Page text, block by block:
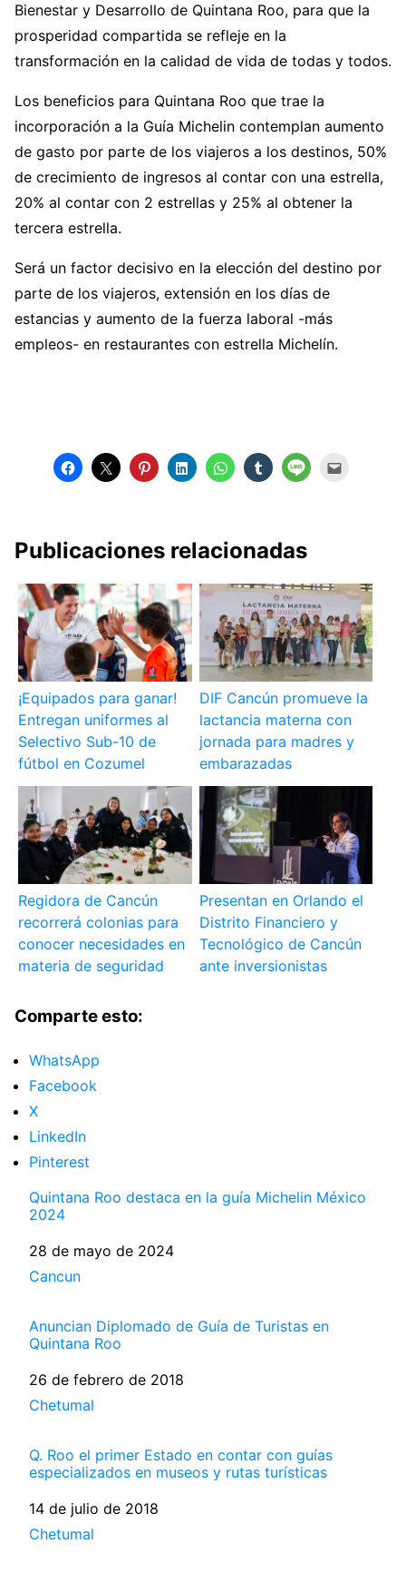
Bienestar y Desarrollo de Quintana Roo, para que la
prosperidad compartida se refleje en la
transformación en la calidad de vida de todas y todos.
Los beneficios para Quintana Roo que trae la
incorporación a la Guía Michelin contemplan aumento
de gasto por parte de los viajeros a los destinos, 50%
de crecimiento de ingresos al contar con una estrella,
20% al contar con 2 estrellas y 25% al obtener la
tercera estrella.
Será un factor decisivo en la elección del destino por
parte de los viajeros, extensión en los días de
estancias y aumento de la fuerza laboral -más
empleos- en restaurantes con estrella Michelín.
Publicaciones relacionadas
¡Equipados para ganar!
Entregan uniformes al
Selectivo Sub-10 de
fútbol en Cozumel
DIF Cancún promueve la
lactancia materna con
jornada para madres y
embarazadas
Regidora de Cancún
recorrerá colonias para
conocer necesidades en
materia de seguridad
Presentan en Orlando el
Distrito Financiero y
Tecnológico de Cancún
ante inversionistas
Comparte esto:
WhatsApp
Facebook
X
LinkedIn
Pinterest
Quintana Roo destaca en la guía Michelin México
2024
Fecha
28 de mayo de 2024
Respecto a
Cancun
Anuncian Diplomado de Guía de Turistas en
Quintana Roo
Fecha
26 de febrero de 2018
Respecto a
Chetumal
Q. Roo el primer Estado en contar con guías
especializados en museos y rutas turísticas
Fecha
14 de julio de 2018
Respecto a
Chetumal